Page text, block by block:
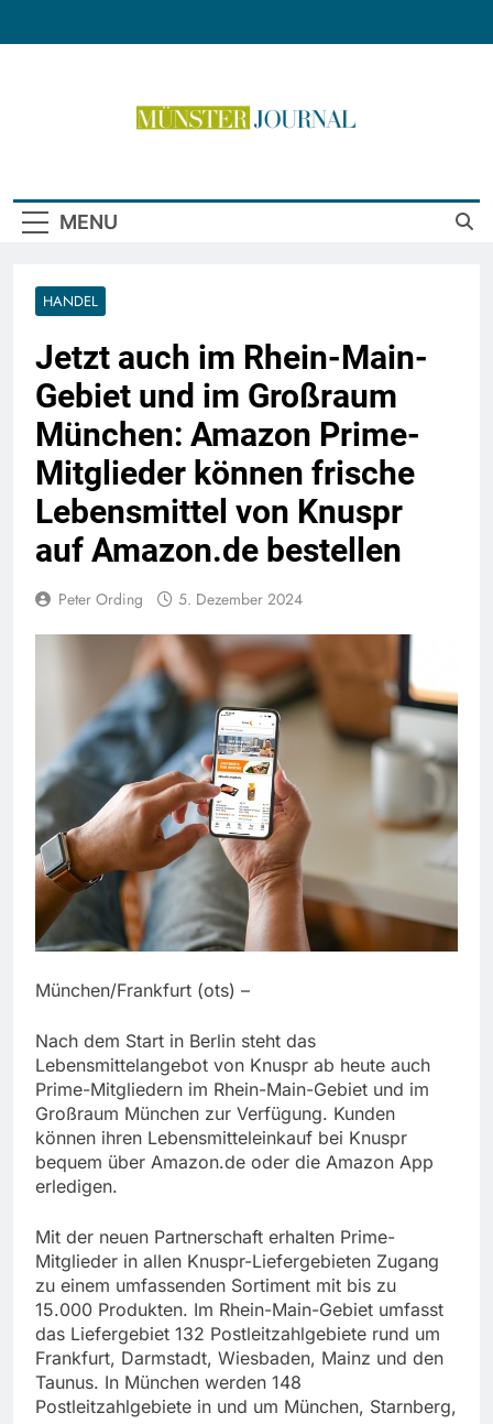
MENU
HANDEL
Jetzt auch im Rhein-Main-
Gebiet und im Großraum
München: Amazon Prime-
Mitglieder können frische
Lebensmittel von Knuspr
auf Amazon.de bestellen
Peter Ording 5. Dezember 2024
München/Frankfurt (ots) –
Nach dem Start in Berlin steht das
Lebensmittelangebot von Knuspr ab heute auch
Prime-Mitgliedern im Rhein-Main-Gebiet und im
Großraum München zur Verfügung. Kunden
können ihren Lebensmitteleinkauf bei Knuspr
bequem über Amazon.de oder die Amazon App
erledigen.
Mit der neuen Partnerschaft erhalten Prime-
Mitglieder in allen Knuspr-Liefergebieten Zugang
zu einem umfassenden Sortiment mit bis zu
15.000 Produkten. Im Rhein-Main-Gebiet umfasst
das Liefergebiet 132 Postleitzahlgebiete rund um
Frankfurt, Darmstadt, Wiesbaden, Mainz und den
Taunus. In München werden 148
Postleitzahlgebiete in und um München, Starnberg,